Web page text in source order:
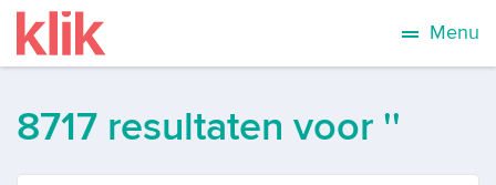
Menu
8717 resultaten voor ''